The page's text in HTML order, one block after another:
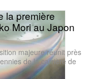
la première
Mori au Japon
majeure réunit près
de la carrière de